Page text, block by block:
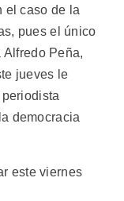
el caso de la
pues el único
Peña,
jueves le
democracia
este viernes